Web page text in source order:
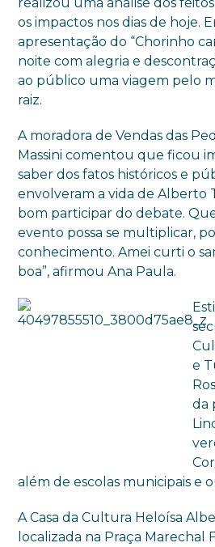
os impactos nos dias de hoje.
apresentação do “Chorinho
noite com alegria e
ao público uma viagem pelo
raiz.
A moradora de Vendas das
Massini comentou que ficou
saber dos fatos históricos e
envolveram a vida de Alberto
bom participar do debate.
evento possa se multiplicar,
conhecimento. Amei curti o
boa”, afirmou Ana Paula.
e
da
além de escolas municipais e
A Casa da Cultura Heloísa
localizada na Praça Marechal